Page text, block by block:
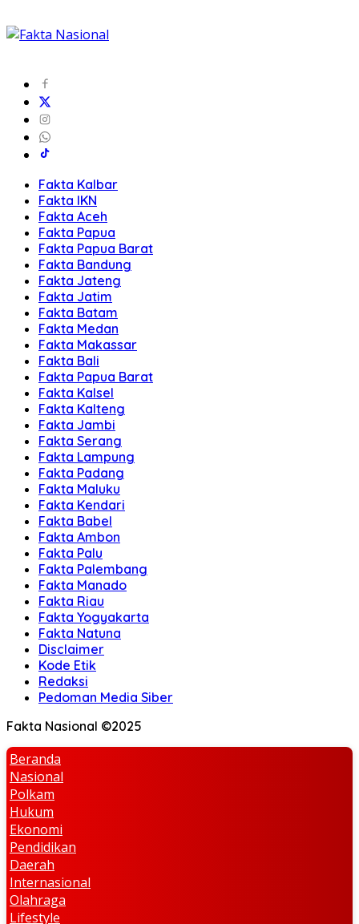
Fakta Kalbar
Fakta IKN
Fakta Aceh
Fakta Papua
Fakta Papua Barat
Fakta Bandung
Fakta Jateng
Fakta Jatim
Fakta Batam
Fakta Medan
Fakta Makassar
Fakta Bali
Fakta Papua Barat
Fakta Kalsel
Fakta Kalteng
Fakta Jambi
Fakta Serang
Fakta Lampung
Fakta Padang
Fakta Maluku
Fakta Kendari
Fakta Babel
Fakta Ambon
Fakta Palu
Fakta Palembang
Fakta Manado
Fakta Riau
Fakta Yogyakarta
Fakta Natuna
Disclaimer
Kode Etik
Redaksi
Pedoman Media Siber
Fakta Nasional ©2025
Beranda
Nasional
Polkam
Hukum
Ekonomi
Pendidikan
Daerah
Internasional
Olahraga
Lifestyle